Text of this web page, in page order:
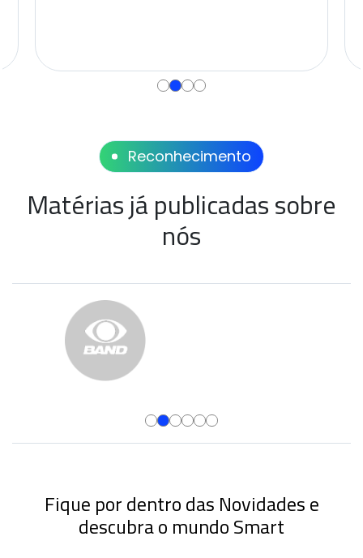
Reconhecimento
Matérias já publicadas sobre
nós
Fique por dentro das Novidades e
descubra o mundo Smart